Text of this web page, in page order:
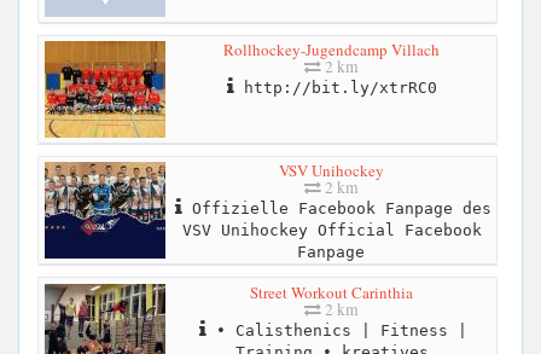
Rollhockey-Jugendcamp Villach
2 km
http://bit.ly/xtrRC0
VSV Unihockey
2 km
Offizielle Facebook Fanpage des
VSV Unihockey Official Facebook
Fanpage
Street Workout Carinthia
2 km
• Calisthenics | Fitness |